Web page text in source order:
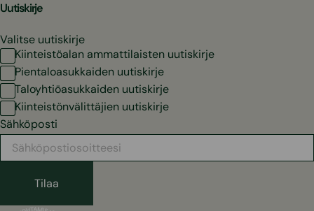
Uutiskirje
Valitse uutiskirje
Kiinteistöalan ammattilaisten uutiskirje
Pientaloasukkaiden uutiskirje
Taloyhtiöasukkaiden uutiskirje
Kiinteistönvälittäjien uutiskirje
Sähköposti